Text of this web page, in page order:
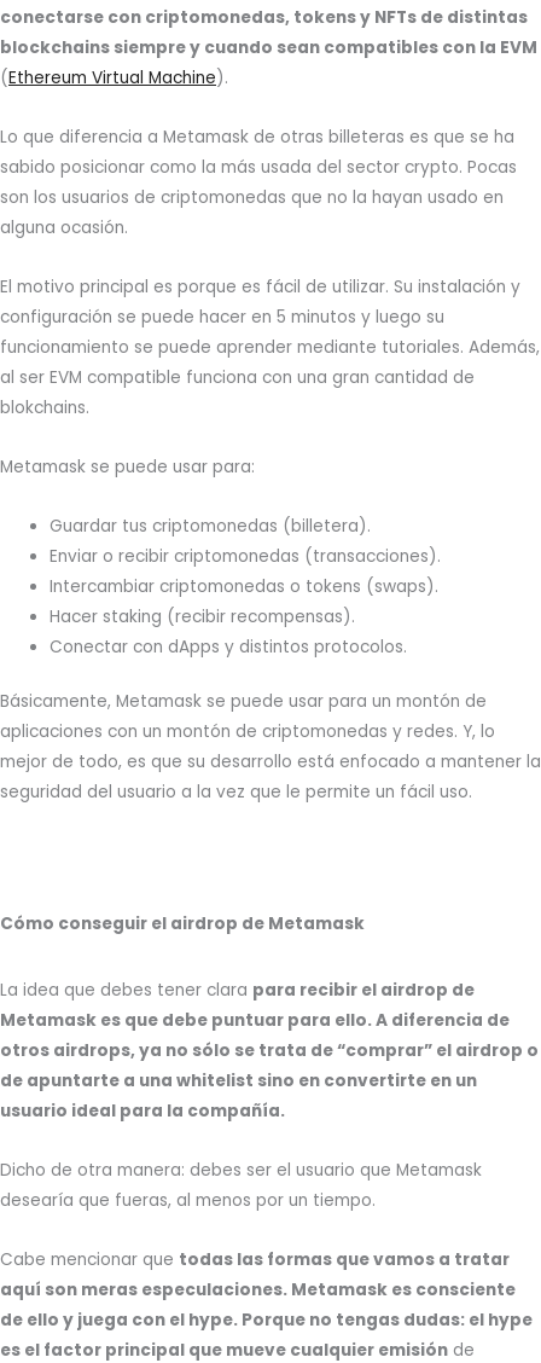
conectarse con criptomonedas, tokens y NFTs de distintas
blockchains siempre y cuando sean compatibles con la EVM
(Ethereum Virtual Machine).
Lo que diferencia a Metamask de otras billeteras es que se ha
sabido posicionar como la más usada del sector crypto. Pocas
son los usuarios de criptomonedas que no la hayan usado en
alguna ocasión.
El motivo principal es porque es fácil de utilizar. Su instalación y
configuración se puede hacer en 5 minutos y luego su
funcionamiento se puede aprender mediante tutoriales. Además,
al ser EVM compatible funciona con una gran cantidad de
blokchains.
Metamask se puede usar para:
Guardar tus criptomonedas (billetera).
Enviar o recibir criptomonedas (transacciones).
Intercambiar criptomonedas o tokens (swaps).
Hacer staking (recibir recompensas).
Conectar con dApps y distintos protocolos.
Básicamente, Metamask se puede usar para un montón de
aplicaciones con un montón de criptomonedas y redes. Y, lo
mejor de todo, es que su desarrollo está enfocado a mantener la
seguridad del usuario a la vez que le permite un fácil uso.
Cómo conseguir el airdrop de Metamask
La idea que debes tener clara para recibir el airdrop de
Metamask es que debe puntuar para ello. A diferencia de
otros airdrops, ya no sólo se trata de “comprar” el airdrop o
de apuntarte a una whitelist sino en convertirte en un
usuario ideal para la compañía.
Dicho de otra manera: debes ser el usuario que Metamask
desearía que fueras, al menos por un tiempo.
Cabe mencionar que todas las formas que vamos a tratar
aquí son meras especulaciones. Metamask es consciente
de ello y juega con el hype. Porque no tengas dudas: el hype
es el factor principal que mueve cualquier emisión de